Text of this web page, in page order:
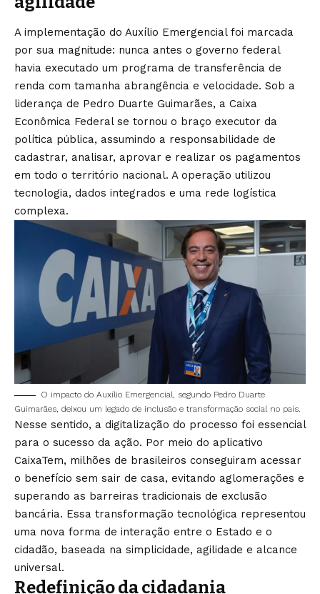
A implementação do Auxílio Emergencial foi marcada
por sua magnitude: nunca antes o governo federal
havia executado um programa de transferência de
renda com tamanha abrangência e velocidade. Sob a
liderança de Pedro Duarte Guimarães, a Caixa
Econômica Federal se tornou o braço executor da
política pública, assumindo a responsabilidade de
cadastrar, analisar, aprovar e realizar os pagamentos
em todo o território nacional. A operação utilizou
tecnologia, dados integrados e uma rede logística
complexa.
O impacto do Auxílio Emergencial, segundo Pedro Duarte
Guimarães, deixou um legado de inclusão e transformação social no país.
Nesse sentido, a digitalização do processo foi essencial
para o sucesso da ação. Por meio do aplicativo
CaixaTem, milhões de brasileiros conseguiram acessar
o benefício sem sair de casa, evitando aglomerações e
superando as barreiras tradicionais de exclusão
bancária. Essa transformação tecnológica representou
uma nova forma de interação entre o Estado e o
cidadão, baseada na simplicidade, agilidade e alcance
universal.
Redefinição da cidadania